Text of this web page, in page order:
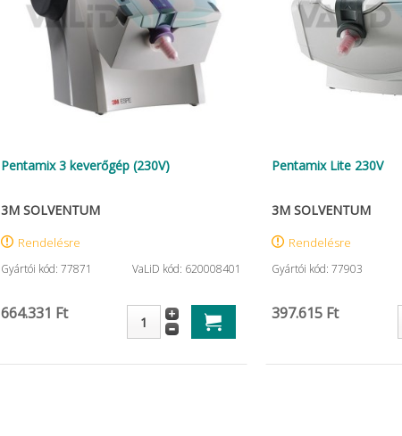
Pentamix 3 keverőgép (230V)
3M SOLVENTUM
Rendelésre
Gyártói kód: 77871 VaLiD kód: 620008401
664.331 Ft
Pentamix Lite 230V
3M SOLVENTUM
Rendelésre
Gyártói kód: 77903
397.615 Ft